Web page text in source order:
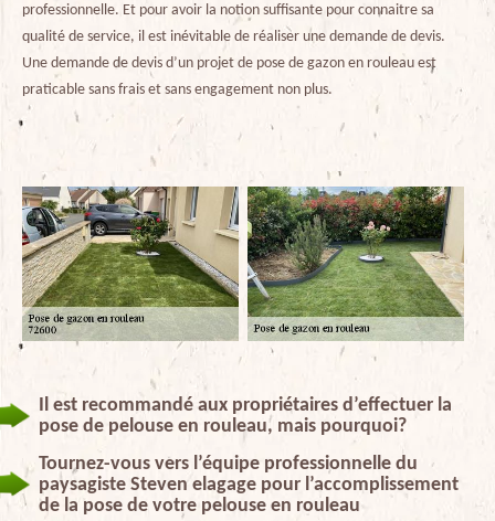
professionnelle. Et pour avoir la notion suffisante pour connaitre sa
qualité de service, il est inévitable de réaliser une demande de devis.
Une demande de devis d’un projet de pose de gazon en rouleau est
praticable sans frais et sans engagement non plus.
Il est recommandé aux propriétaires d’effectuer la
pose de pelouse en rouleau, mais pourquoi?
Tournez-vous vers l’équipe professionnelle du
paysagiste Steven elagage pour l’accomplissement
de la pose de votre pelouse en rouleau